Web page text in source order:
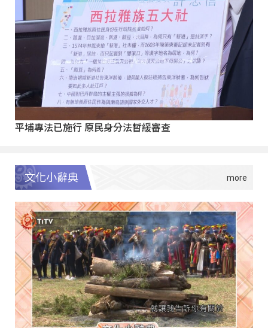
平埔專法已施行 原民身分法暫緩審查
文化小辭典